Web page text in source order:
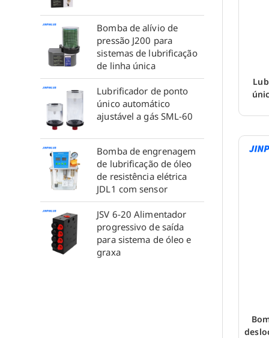
Bomba de alívio de
pressão J200 para
sistemas de lubrificação
de linha única
Lubrificador de ponto
único automático
ajustável a gás SML-60
Bomba de engrenagem
de lubrificação de óleo
de resistência elétrica
JDL1 com sensor
JSV 6-20 Alimentador
progressivo de saída
para sistema de óleo e
graxa